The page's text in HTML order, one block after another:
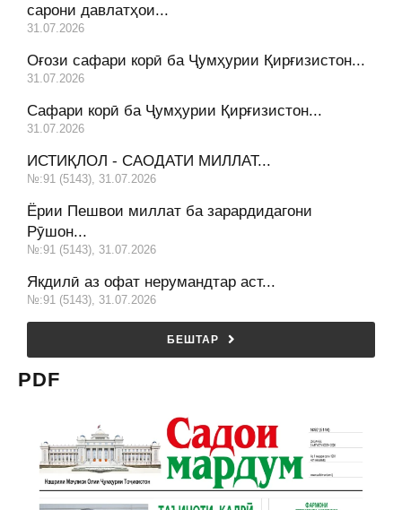
сарони давлатҳои...
31.07.2026
Оғози сафари корӣ ба Ҷумҳурии Қирғизистон...
31.07.2026
Сафари корӣ ба Ҷумҳурии Қирғизистон...
31.07.2026
ИСТИҚЛОЛ - САОДАТИ МИЛЛАТ...
№:91 (5143), 31.07.2026
Ёрии Пешвои миллат ба зарардидагони
Рӯшон...
№:91 (5143), 31.07.2026
Якдилӣ аз офат нерумандтар аст...
№:91 (5143), 31.07.2026
БЕШТАР
PDF